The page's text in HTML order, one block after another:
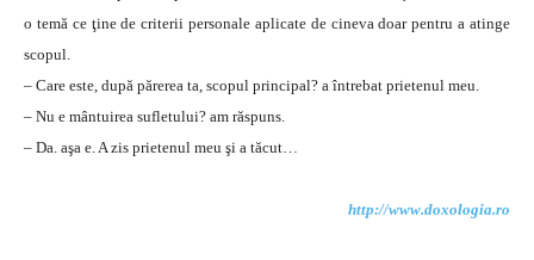
o temă ce ţine de criterii personale aplicate de cineva doar pentru a atinge
scopul.
– Care este, după părerea ta, scopul principal? a întrebat prietenul meu.
– Nu e mântuirea sufletului? am răspuns.
– Da. aşa e. A zis prietenul meu şi a tăcut…
http://www.doxologia.ro